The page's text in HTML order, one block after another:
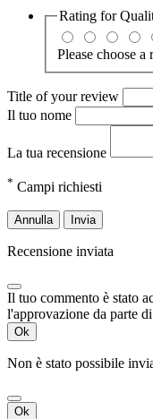
Rating for
Please choose
Title of your review
Il tuo nome
La tua recensione
* Campi richiesti
Annulla Invia
Recensione inviata
Il tuo commento è stato
l'approvazione da parte
Ok
Non è stato possibile
Ok